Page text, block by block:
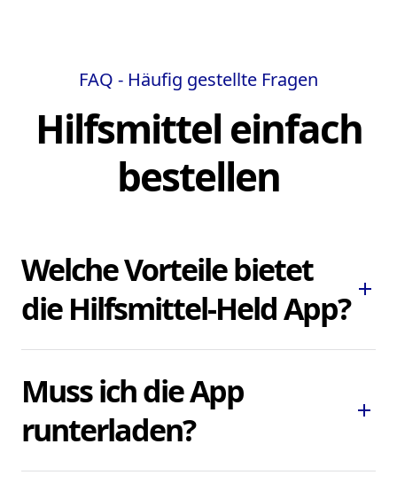
FAQ - Häufig gestellte Fragen
Hilfsmittel einfach
bestellen
Welche Vorteile bietet
die Hilfsmittel-Held App? add
Ihnen, dringend benötigte Pflegehilfsmittel
und Hilfsmittel schnell und bequem zu
bestellen, ohne lokale Sanitätshäuser
aufsuchen oder kontaktieren zu müssen.
Muss ich die App
runterladen?
add